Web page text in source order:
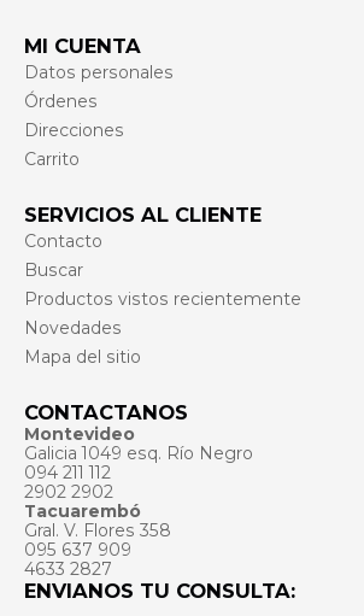
MI CUENTA
Datos personales
Órdenes
Direcciones
Carrito
SERVICIOS AL CLIENTE
Contacto
Buscar
Productos vistos recientemente
Novedades
Mapa del sitio
CONTACTANOS
Montevideo
Galicia 1049 esq. Río Negro
094 211 112
2902 2902
Tacuarembó
Gral. V. Flores 358
095 637 909
4633 2827
ENVIANOS TU CONSULTA: